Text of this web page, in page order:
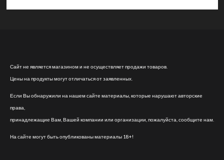
Сайт не является магазином и не осуществляет продажи товаров.
Цены на продукты могут отличаться от заявленных.
Если Вы обнаружили на нашем сайте материалы, которые нарушают авторские
права,
принадлежащие Вам, Вашей компании или организации, пожалуйста, сообщите нам.
На сайте могут быть опубликованы материалы 18+!